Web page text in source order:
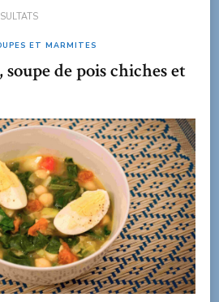
ET MARMITES
de pois chiches et